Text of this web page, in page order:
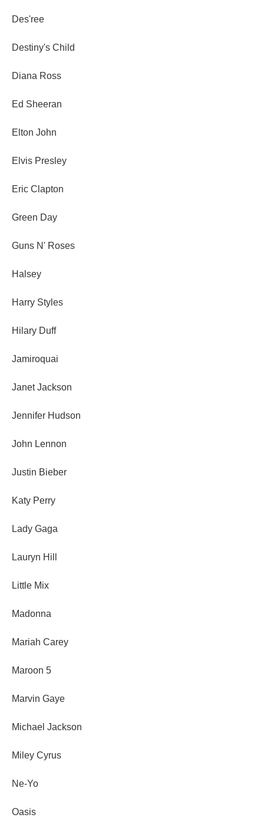
Des'ree
Destiny's Child
Diana Ross
Ed Sheeran
Elton John
Elvis Presley
Eric Clapton
Green Day
Guns N' Roses
Halsey
Harry Styles
Hilary Duff
Jamiroquai
Janet Jackson
Jennifer Hudson
John Lennon
Justin Bieber
Katy Perry
Lady Gaga
Lauryn Hill
Little Mix
Madonna
Mariah Carey
Maroon 5
Marvin Gaye
Michael Jackson
Miley Cyrus
Ne-Yo
Oasis